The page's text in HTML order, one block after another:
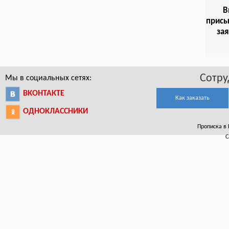
Мы в социальных сетях:
ВКОНТАКТЕ
ОДНОКЛАССНИКИ
Как заказать
Прописка в